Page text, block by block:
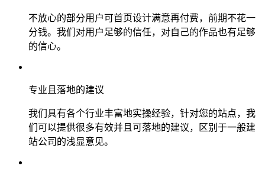
不放心的部分用户可首页设计满意再付费，前期不花一
分钱。我们对用户足够的信任，对自己的作品也有足够
的信心。
专业且落地的建议
我们具有各个行业丰富地实操经验，针对您的站点，我
们可以提供很多有效并且可落地的建议，区别于一般建
站公司的浅显意见。